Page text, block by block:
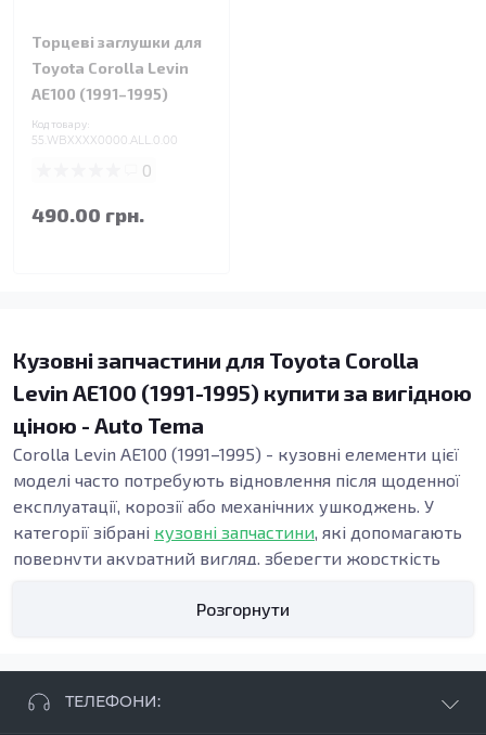
Торцеві заглушки для
Toyota Corolla Levin
AE100 (1991–1995)
Код товару:
55.WBXXXX0000.ALL.0.00
0
490.00 грн.
Кузовні запчастини для Toyota Corolla
Levin AE100 (1991-1995) купити за вигідною
ціною - Auto Tema
Corolla Levin AE100 (1991–1995) - кузовні елементи цієї
моделі часто потребують відновлення після щоденної
експлуатації, корозії або механічних ушкоджень. У
категорії зібрані кузовні запчастини, які допомагають
повернути акуратний вигляд, зберегти жорсткість
панелей важлива під час ремонту кузова, адже від неї
Види кузовних запчастин
Розгорнути
ТЕЛЕФОНИ: